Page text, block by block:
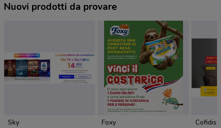
Nuovi prodotti da provare
Sky Foxy Cofidis